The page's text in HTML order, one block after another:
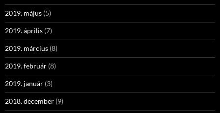
2019. május (5)
2019. április (7)
2019. március (8)
2019. február (8)
2019. január (3)
2018. december (9)